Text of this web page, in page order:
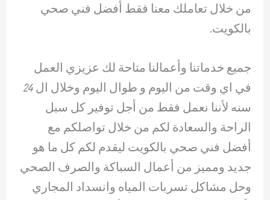
من خلال تعاملك معنا فقط أفضل فني صحي
بالكويت.
جميع خدماتنا وأعمالنا متاحة لك عزيزي العمل
في اي وقت من اليوم و طوال اليوم وخلال ال 24
سنه لأننا نعمل فقط من أجل توفير كل سبل
الراحة والسعادة لكم من خلال تواصلكم مع
أفضل فني صحي بالكويت ليقدم لكم كل ما هو
جديد ومميز من أعمال السباكة والصرف الصحي
وحل مشاكل تسربات المياه وانسداد المجاري